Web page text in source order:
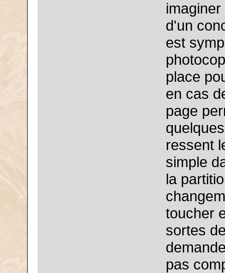
d'un
est
place
en cas
page
ressent
simple
la
toucher
sortes
pas